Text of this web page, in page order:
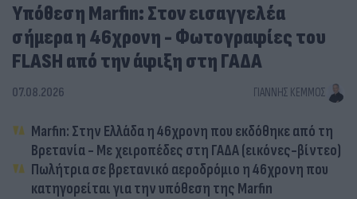
Υπόθεση Marfin: Στον εισαγγελέα
σήμερα η 46χρονη - Φωτογραφίες του
FLASH από την άφιξη στη ΓΑΔΑ
07.08.2026 ΓΙΆΝΝΗΣ ΚΈΜΜΟΣ
Marfin: Στην Ελλάδα η 46χρονη που εκδόθηκε από τη
Βρετανία - Με χειροπέδες στη ΓΑΔΑ (εικόνες-βίντεο)
Πωλήτρια σε βρετανικό αεροδρόμιο η 46χρονη που
κατηγορείται για την υπόθεση της Marfin